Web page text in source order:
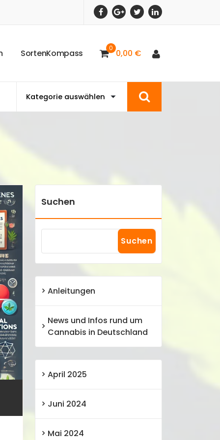
SortenKompass 0 0,00 €
Suchen
Suchen
Anleitungen
News und Infos rund um
Cannabis in Deutschland
April 2025
Juni 2024
Mai 2024